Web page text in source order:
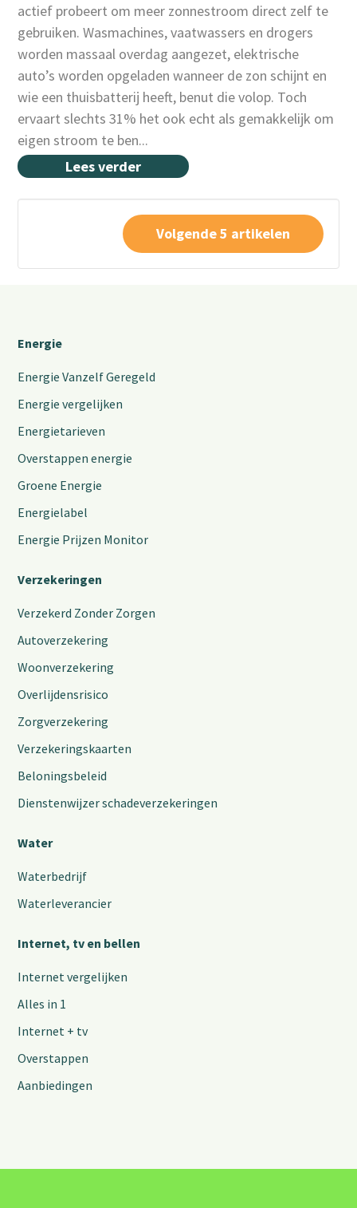
actief probeert om meer zonnestroom direct zelf te
gebruiken. Wasmachines, vaatwassers en drogers
worden massaal overdag aangezet, elektrische
auto’s worden opgeladen wanneer de zon schijnt en
wie een thuisbatterij heeft, benut die volop. Toch
ervaart slechts 31% het ook echt als gemakkelijk om
eigen stroom te ben...
Lees verder
Volgende 5 artikelen
Energie
Energie Vanzelf Geregeld
Energie vergelijken
Energietarieven
Overstappen energie
Groene Energie
Energielabel
Energie Prijzen Monitor
Verzekeringen
Verzekerd Zonder Zorgen
Autoverzekering
Woonverzekering
Overlijdensrisico
Zorgverzekering
Verzekeringskaarten
Beloningsbeleid
Dienstenwijzer schadeverzekeringen
Water
Waterbedrijf
Waterleverancier
Internet, tv en bellen
Internet vergelijken
Alles in 1
Internet + tv
Overstappen
Aanbiedingen